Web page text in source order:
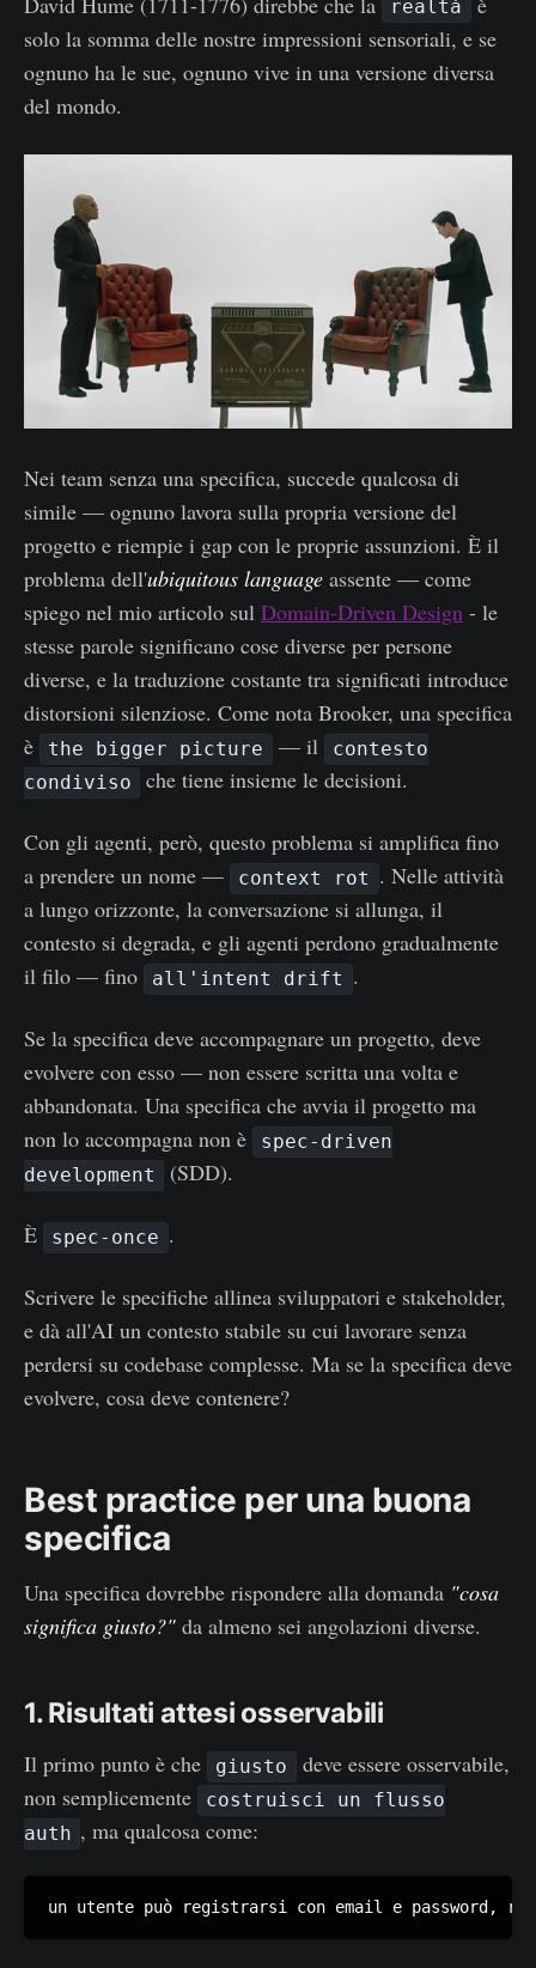
realtà
solo la somma delle nostre impressioni sensoriali, e se
ognuno ha le sue, ognuno vive in una versione diversa
del mondo.
Nei team senza una specifica, succede qualcosa di
simile — ognuno lavora sulla propria versione del
progetto e riempie i gap con le proprie assunzioni. È il
problema dell'ubiquitous language assente — come
spiego nel mio articolo sul Domain-Driven Design - le
stesse parole significano cose diverse per persone
diverse, e la traduzione costante tra significati introduce
distorsioni silenziose. Come nota Brooker, una specifica
è
the bigger picture — il
contesto
condiviso
che tiene insieme le decisioni.
Con gli agenti, però, questo problema si amplifica fino
a prendere un nome —
context rot . Nelle attività
a lungo orizzonte, la conversazione si allunga, il
contesto si degrada, e gli agenti perdono gradualmente
il filo — fino
all'intent drift .
Se la specifica deve accompagnare un progetto, deve
evolvere con esso — non essere scritta una volta e
abbandonata. Una specifica che avvia il progetto ma
non lo accompagna non è
spec-driven
development
(SDD).
È spec-once .
Scrivere le specifiche allinea sviluppatori e stakeholder,
e dà all'AI un contesto stabile su cui lavorare senza
perdersi su codebase complesse. Ma se la specifica deve
evolvere, cosa deve contenere?
Best practice per una buona
specifica
Una specifica dovrebbe rispondere alla domanda "cosa
significa giusto?" da almeno sei angolazioni diverse.
1. Risultati attesi osservabili
Il primo punto è che giusto
deve essere osservabile,
non semplicemente
costruisci un flusso
auth , ma qualcosa come:
un utente può registrarsi con email e password,